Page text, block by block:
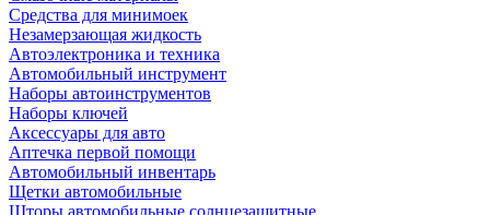
Средства для минимоек
Незамерзающая жидкость
Автоэлектроника и техника
Автомобильный инструмент
Наборы автоинструментов
Наборы ключей
Аксессуары для авто
Аптечка первой помощи
Автомобильный инвентарь
Щетки автомобильные
Шторы автомобильные солнцезащитные